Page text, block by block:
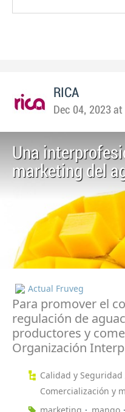
RICA
Dec 04, 2023
Una
marketing del
Actual Fruveg
Para promover el
regulación de
productores y
Organización
Calidad y
Comercialización y